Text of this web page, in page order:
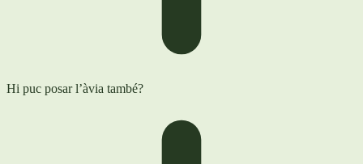
Hi puc posar l’àvia també?